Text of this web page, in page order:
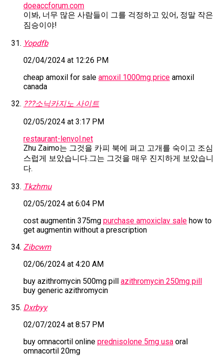
doeaccforum.com
이봐, 너무 많은 사람들이 그를 걱정하고 있어, 정말 작은
짐승이야!
Yopdfb
02/04/2024 at 12:26 PM
cheap amoxil for sale amoxil 1000mg price amoxil
canada
???소닉카지노 사이트
02/05/2024 at 3:17 PM
restaurant-lenvol.net
Zhu Zaimo는 그것을 카피 북에 펴고 고개를 숙이고 조심
스럽게 보았습니다.그는 그것을 매우 진지하게 보았습니
다.
Tkzhmu
02/05/2024 at 6:04 PM
cost augmentin 375mg purchase amoxiclav sale how to
get augmentin without a prescription
Zibcwm
02/06/2024 at 4:20 AM
buy azithromycin 500mg pill azithromycin 250mg pill
buy generic azithromycin
Dxrbyy
02/07/2024 at 8:57 PM
buy omnacortil online prednisolone 5mg usa oral
omnacortil 20mg